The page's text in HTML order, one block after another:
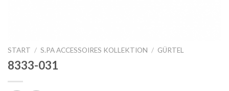
START / S.PA ACCESSOIRES KOLLEKTION / GÜRTEL
8333-031